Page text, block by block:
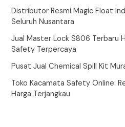
Distributor Resmi Magic Float
Seluruh Nusantara
Jual Master Lock S806 Terbaru
Safety Terpercaya
Pusat Jual Chemical Spill Kit
Toko Kacamata Safety Online:
Harga Terjangkau